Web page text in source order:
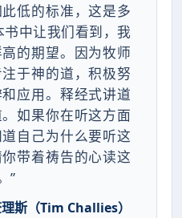
低的标准，这是多
书中让我们看到，我
的期望。因为牧师
于神的道，积极努
应用。释经式讲道
如果你在听这方面
自己为什么要听这
带着祷告的心读这
”
斯（Tim Challies）